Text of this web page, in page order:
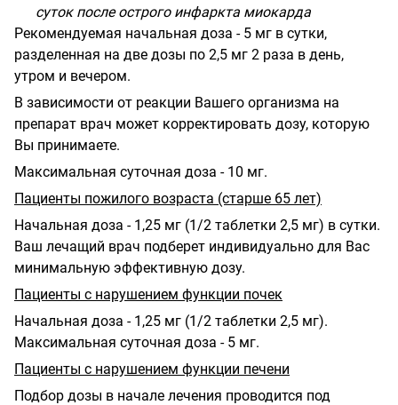
суток после острого инфаркта миокарда
Рекомендуемая начальная доза - 5 мг в сутки,
разделенная на две дозы по 2,5 мг 2 раза в день,
утром и вечером.
В зависимости от реакции Вашего организма на
препарат врач может корректировать дозу, которую
Вы принимаете.
Максимальная суточная доза - 10 мг.
Пациенты пожилого возраста (старше 65 лет)
Начальная доза - 1,25 мг (1/2 таблетки 2,5 мг) в сутки.
Ваш лечащий врач подберет индивидуально для Вас
минимальную эффективную дозу.
Пациенты с нарушением функции почек
Начальная доза - 1,25 мг (1/2 таблетки 2,5 мг).
Максимальная суточная доза - 5 мг.
Пациенты с нарушением функции печени
Подбор дозы в начале лечения проводится под